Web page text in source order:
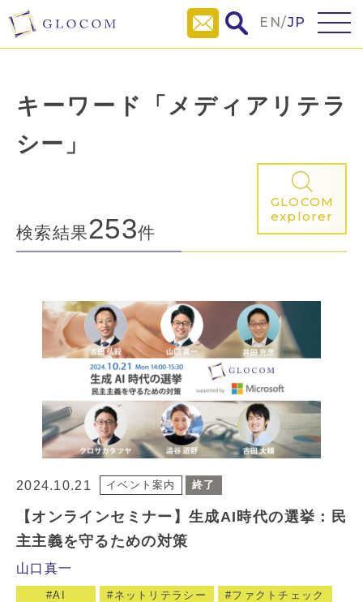
EN/JP
キーワード「メディアリテラ
シー」
GLOCOM
explorer
検索結果253件
2024.10.21 イベント案内 終了
【オンラインセミナー】生成AI時代の選挙：民
主主義を守るための対策
山口真一
AI ネットリテラシー ファクトチェック